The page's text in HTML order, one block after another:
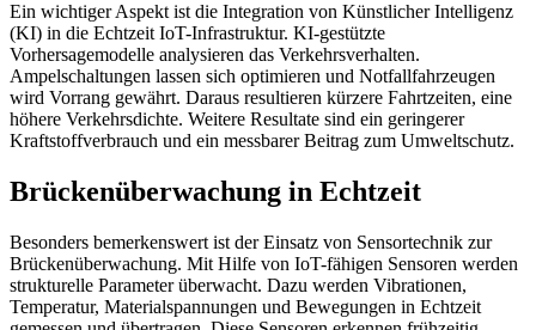
Ein wichtiger Aspekt ist die Integration von Künstlicher Intelligenz
(KI) in die Echtzeit IoT-Infrastruktur. KI-gestützte
Vorhersagemodelle analysieren das Verkehrsverhalten.
Ampelschaltungen lassen sich optimieren und Notfallfahrzeugen
wird Vorrang gewährt. Daraus resultieren kürzere Fahrtzeiten, eine
höhere Verkehrsdichte. Weitere Resultate sind ein geringerer
Kraftstoffverbrauch und ein messbarer Beitrag zum Umweltschutz.
Brückenüberwachung in Echtzeit
Besonders bemerkenswert ist der Einsatz von Sensortechnik zur
Brückenüberwachung. Mit Hilfe von IoT-fähigen Sensoren werden
strukturelle Parameter überwacht. Dazu werden Vibrationen,
Temperatur, Materialspannungen und Bewegungen in Echtzeit